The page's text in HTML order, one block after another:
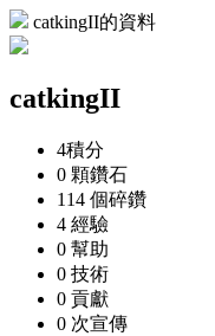
catkingII的資料
catkingII
4積分
0 顆鑽石
114 個碎鑽
4 經驗
0 幫助
0 技術
0 貢獻
0 次宣傳